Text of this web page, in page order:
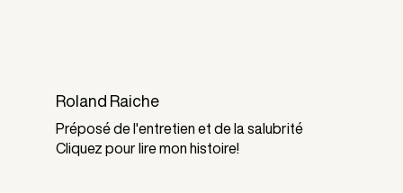
Roland Raiche
Préposé de l'entretien et de la salubrité
Cliquez pour lire mon histoire!